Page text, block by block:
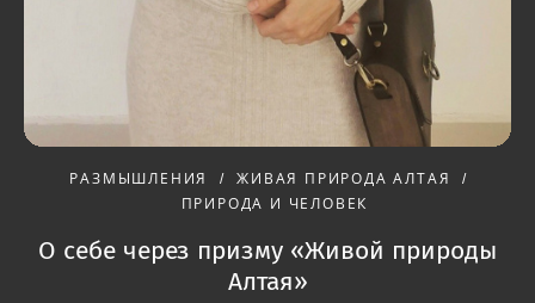
РАЗМЫШЛЕНИЯ
ЖИВАЯ ПРИРОДА АЛТАЯ
ПРИРОДА И ЧЕЛОВЕК
О себе через призму «Живой природы
Алтая»